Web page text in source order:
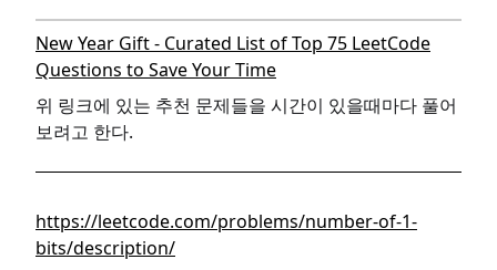
New Year Gift - Curated List of Top 75 LeetCode
Questions to Save Your Time
위 링크에 있는 추천 문제들을 시간이 있을때마다 풀어
보려고 한다.
https://leetcode.com/problems/number-of-1-
bits/description/